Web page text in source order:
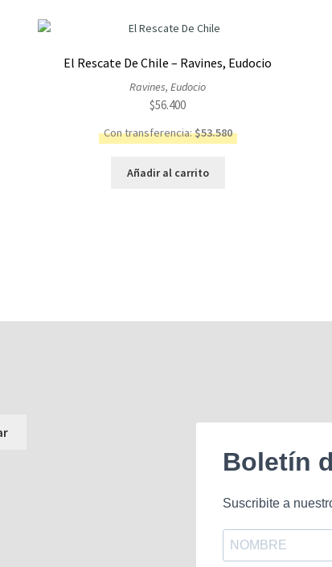
El Rescate De Chile – Ravines, Eudocio
Ravines, Eudocio
$56.400
Con transferencia:$53.580
Añadir al carrito
Boletín
Suscribite a